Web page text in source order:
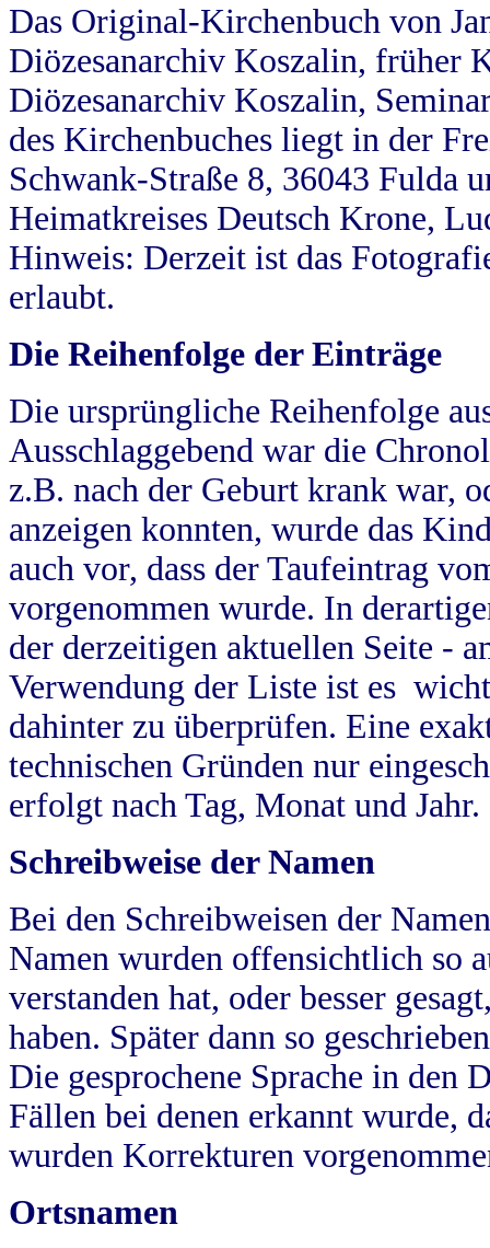
Das Original-Kirchenbuch von
Diözesanarchiv Koszalin, früher
Diözesanarchiv Koszalin,
des Kirchenbuches liegt in der
Schwank-Straße 8, 36043 Fulda
Heimatkreises Deutsch Krone,
Hinweis: Derzeit ist das
erlaubt.
Die Reihenfolge der Einträge
Die ursprüngliche Reihenfolge
Ausschlaggebend war die
z.B. nach der Geburt krank war,
anzeigen konnten, wurde das
auch vor, dass der Taufeintrag
vorgenommen wurde. In
der derzeitigen aktuellen Seite -
Verwendung der Liste ist es
dahinter zu überprüfen. Eine
technischen Gründen nur
erfolgt nach Tag, Monat und Jahr.
Schreibweise der Namen
Bei den Schreibweisen der
Namen wurden offensichtlich so
verstanden hat, oder besser
haben. Später dann so
Die gesprochene Sprache in
Fällen bei denen erkannt wurde,
wurden Korrekturen
Ortsnamen